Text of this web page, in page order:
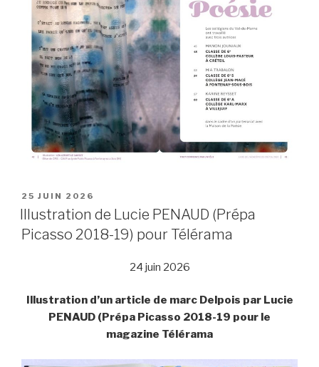
PUBLIÉ
LE
25 JUIN 2026
Illustration de Lucie PENAUD (Prépa
Picasso 2018-19) pour Télérama
24 juin 2026
Illustration d’un article de marc Delpois par Lucie
PENAUD (Prépa Picasso 2018-19 pour le
magazine Télérama